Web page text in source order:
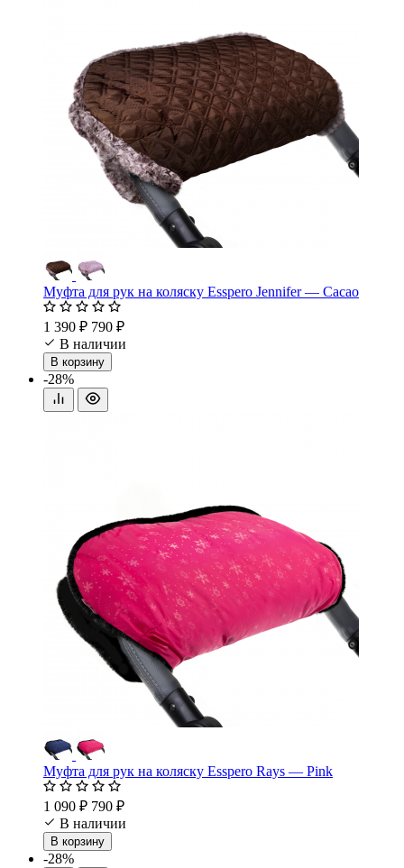
Муфта для рук на коляску Esspero Jennifer — Cacao
1 390 ₽ 790 ₽
В наличии
В корзину
-28%
Муфта для рук на коляску Esspero Rays — Pink
1 090 ₽ 790 ₽
В наличии
В корзину
-28%